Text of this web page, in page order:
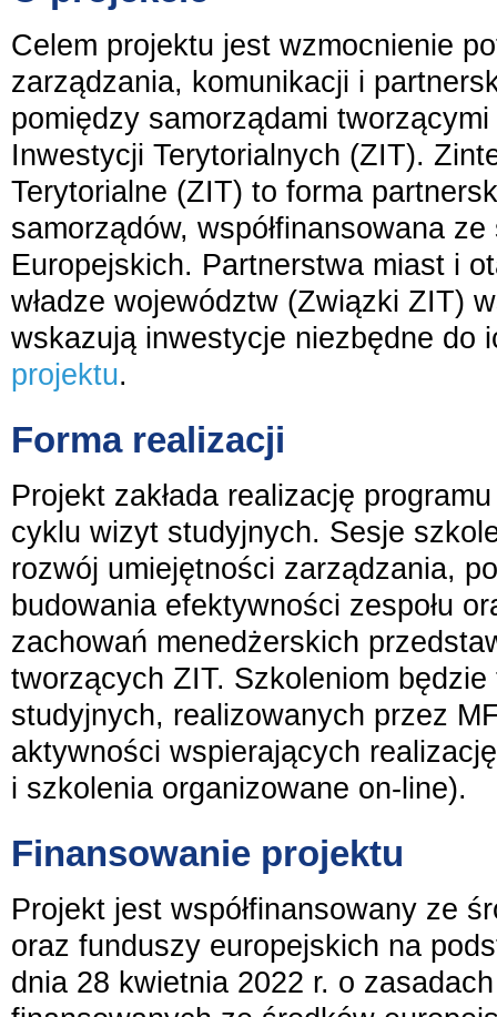
Celem projektu jest wzmocnienie
zarządzania, komunikacji i
pomiędzy samorządami
Inwestycji Terytorialnych (ZIT).
Terytorialne (ZIT) to forma
samorządów, współfinansowana
Europejskich. Partnerstwa miast i
władze województw (Związki ZIT)
wskazują inwestycje niezbędne do
projektu.
Forma realizacji
Projekt zakłada realizację
cyklu wizyt studyjnych. Sesje
rozwój umiejętności zarządzania,
budowania efektywności zespołu
zachowań menedżerskich
tworzących ZIT. Szkoleniom
studyjnych, realizowanych przez
aktywności wspierających
i szkolenia organizowane on-line).
Finansowanie projektu
Projekt jest współfinansowany ze
oraz funduszy europejskich na
dnia 28 kwietnia 2022 r. o